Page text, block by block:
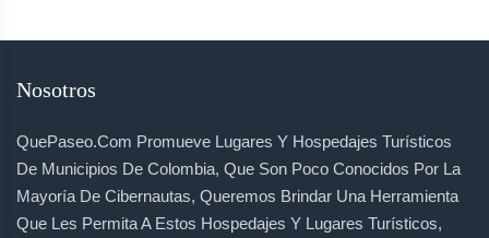
Nosotros
QuePaseo.com Promueve Lugares Y Hospedajes Turísticos
De Municipios De Colombia, Que Son Poco Conocidos Por La
Mayoría De Cibernautas, Queremos Brindar Una Herramienta
Que Les Permita A Estos Hospedajes Y Lugares Turísticos,